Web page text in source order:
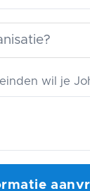
wil je